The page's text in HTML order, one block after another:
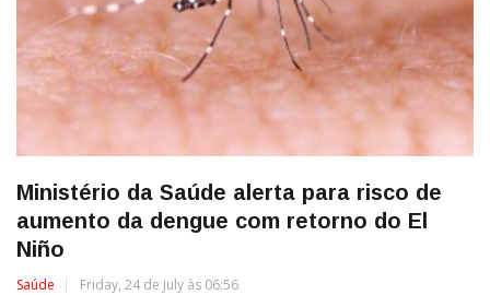
Ministério da Saúde alerta para risco de
aumento da dengue com retorno do El
Niño
Saúde Friday, 24 de July às 06:56